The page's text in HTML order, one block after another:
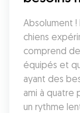
Absolument
chiens
comprend
équipés et
ayant des
ami à quatre
un rythme